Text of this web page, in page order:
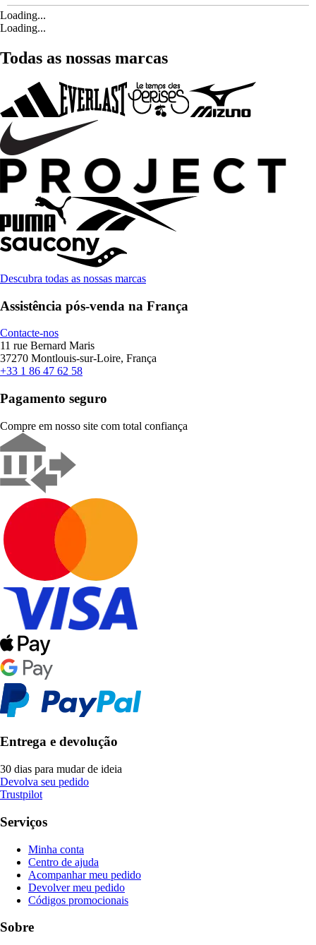
Loading...
Loading...
Todas as nossas marcas
Descubra todas as nossas marcas
Assistência pós-venda na França
Contacte-nos
11 rue Bernard Maris
37270 Montlouis-sur-Loire, França
+33 1 86 47 62 58
Pagamento seguro
Compre em nosso site com total confiança
Entrega e devolução
30 dias para mudar de ideia
Devolva seu pedido
Trustpilot
Serviços
Minha conta
Centro de ajuda
Acompanhar meu pedido
Devolver meu pedido
Códigos promocionais
Sobre